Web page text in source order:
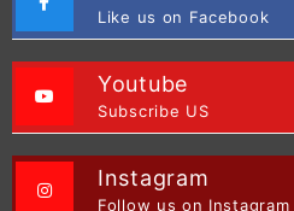
Like us on Facebook
Youtube
Subscribe US
Instagram
Follow us on Instagram